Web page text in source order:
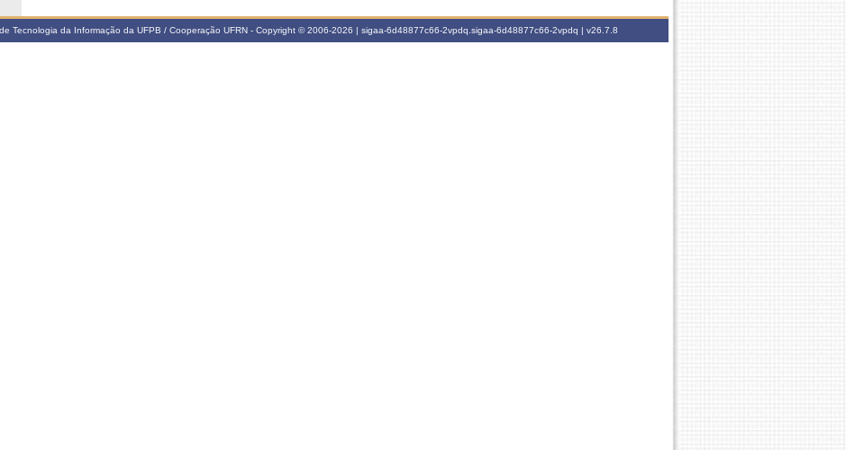
Tecnologia da Informação da UFPB / Cooperação UFRN - Copyright © 2006-2026 | sigaa-6d48877c66-2vpdq.sigaa-6d48877c66-2vpdq | v26.7.8